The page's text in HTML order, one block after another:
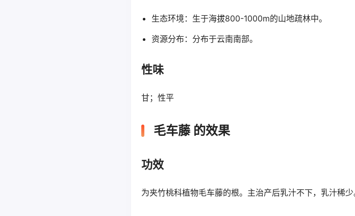
生态环境：生于海拔800-1000m的山地疏林中。
资源分布：分布于云南南部。
性味
甘；性平
毛车藤 的效果
功效
为夹竹桃科植物毛车藤的根。主治产后乳汁不下，乳汁稀少